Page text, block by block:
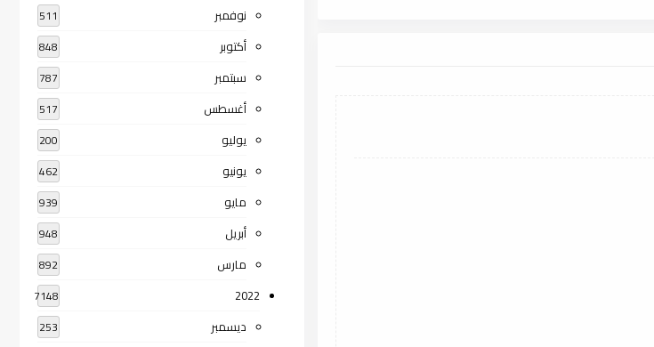
نوفمبر 511
أكتوبر 848
سبتمبر 787
أغسطس 517
يوليو 200
يونيو 462
مايو 939
أبريل 948
مارس 892
2022
7148
ديسمبر 253